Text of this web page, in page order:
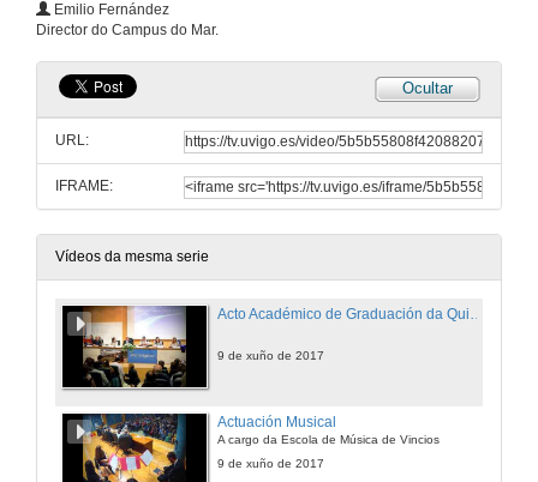
Emilio Fernández
Director do Campus do Mar.
Ocultar
URL:
IFRAME:
Vídeos da mesma serie
Acto Académico de Graduación da Quinta Promoción do Grado en Ciencias do Mar 2013-2017
9 de xuño de 2017
Actuación Musical
A cargo da Escola de Música de Vincios
9 de xuño de 2017